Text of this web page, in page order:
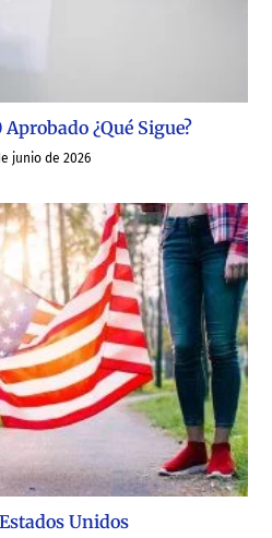
¿Qué Sigue?
junio de 2026
Unidos